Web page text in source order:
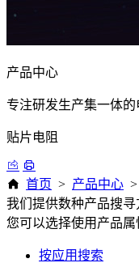
产品中心
专注研发生产集一体
贴片电阻
首页 > 产品中心 >
我们提供数种产品搜寻
您可以选择使用产品
按应用搜索